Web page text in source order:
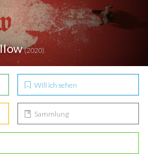
(2020)
Will ich sehen
Sammlung